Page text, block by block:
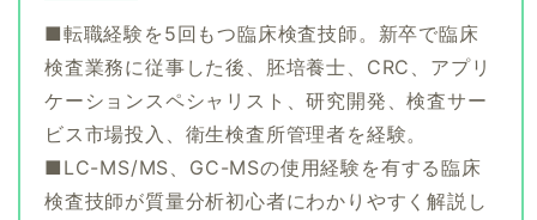
■転職経験を5回もつ臨床検査技師。新卒で臨床
検査業務に従事した後、胚培養士、CRC、アプリ
ケーションスペシャリスト、研究開発、検査サー
ビス市場投入、衛生検査所管理者を経験。
■LC-MS/MS、GC-MSの使用経験を有する臨床
検査技師が質量分析初心者にわかりやすく解説し